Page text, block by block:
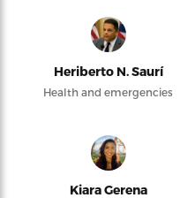
Heriberto N. Saurí
Health and emergencies
Kiara Gerena